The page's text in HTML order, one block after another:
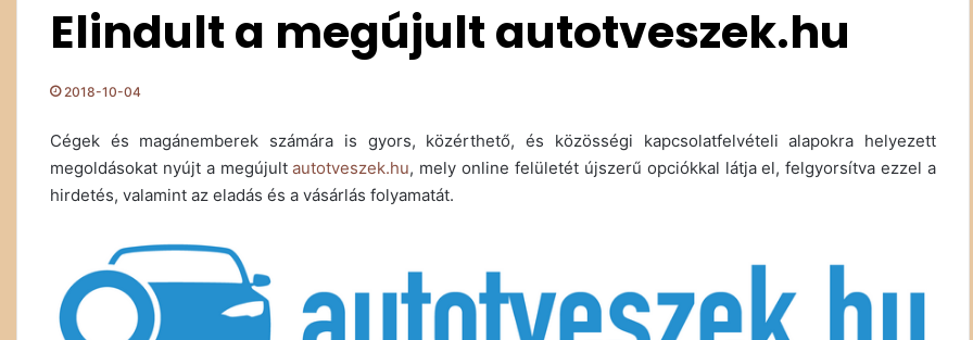
Elindult a megújult autotveszek.hu
2018-10-04
Cégek és magánemberek számára is gyors, közérthető, és közösségi kapcsolatfelvételi alapokra helyezett
megoldásokat nyújt a megújultautotveszek.hu, mely online felületét újszerű opciókkal látja el, felgyorsítva ezzel a
hirdetés, valamint az eladás és a vásárlás folyamatát.